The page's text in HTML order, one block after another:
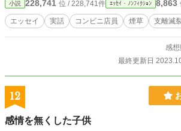
小説 228,741 位 / 228,741件 ｴｯｾｲ・ﾉﾝﾌｨｸｼｮﾝ 8,863
エッセイ 実話 コンビニ店員 煙草 支離滅
感
最終更新日
12
感情を無くした子供